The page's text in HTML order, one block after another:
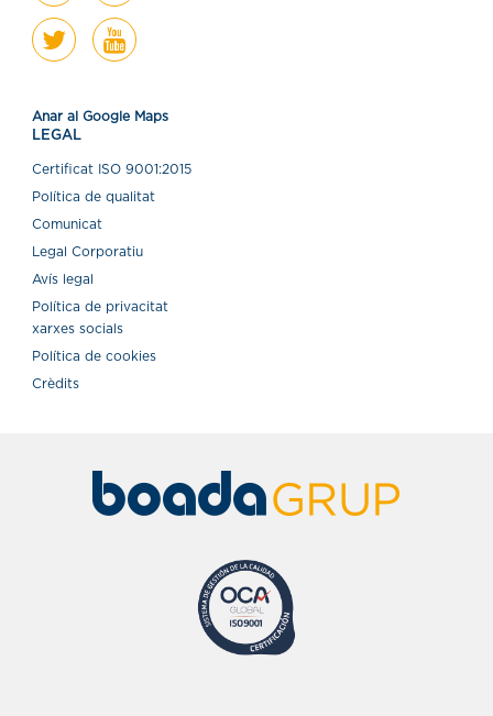
Anar al Google Maps
LEGAL
Certiﬁcat ISO 9001:2015
Política de qualitat
Comunicat
Legal Corporatiu
Avís legal
Política de privacitat
xarxes socials
Política de cookies
Crèdits